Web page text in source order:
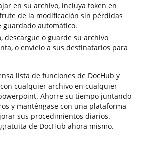
en su archivo, incluya token en
de la modificación sin pérdidas
automático.
descargue o guarde su archivo
o envíelo a sus destinatarios para
lista de funciones de DocHub y
cualquier archivo en cualquier
Ahorre su tiempo juntando
y manténgase con una plataforma
sus procedimientos diarios.
de DocHub ahora mismo.